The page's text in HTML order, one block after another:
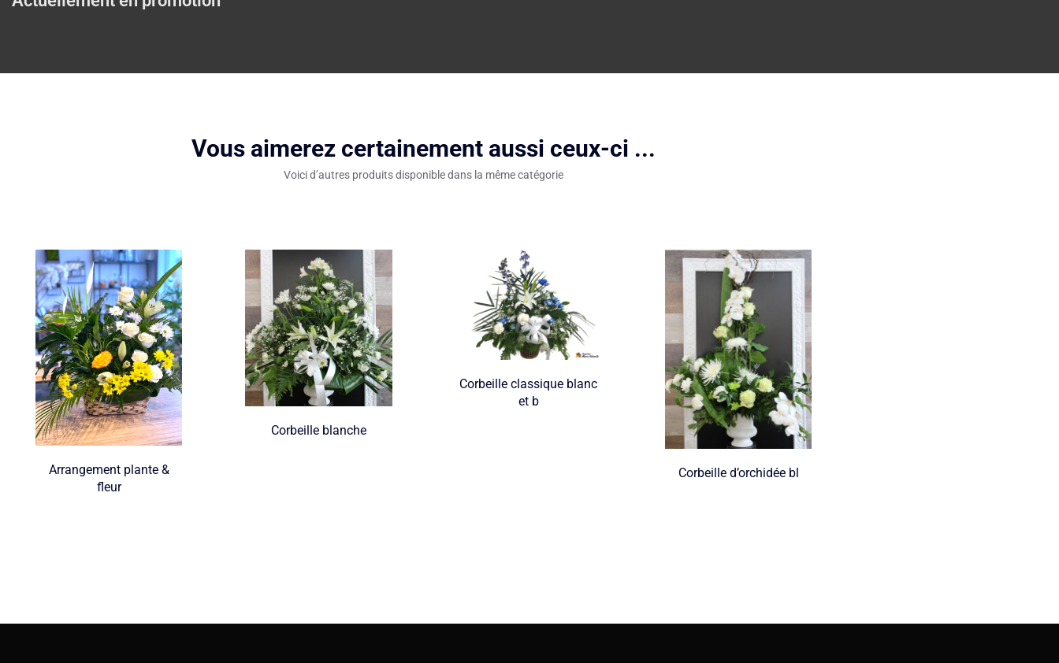
Vous aimerez certainement aussi ceux-ci ...
Voici d’autres produits disponible dans la même catégorie
Arrangement plante &
fleur
Corbeille blanche
Corbeille classique blanc
et b
Corbeille d’orchidée bl